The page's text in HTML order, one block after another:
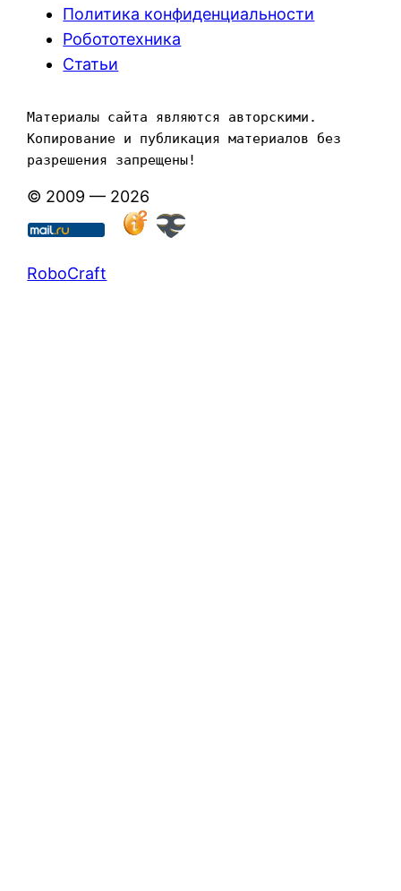
Политика конфиденциальности
Робототехника
Статьи
Материалы сайта являются авторскими.
Копирование и публикация материалов без
разрешения запрещены!
© 2009 — 2026
RoboCraft